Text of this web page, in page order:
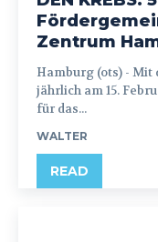
Zentrum
Hamburg (ots) - Mit dem Weltkinderkrebstag, der
jährlich am 15.
für das...
WALTER
READ